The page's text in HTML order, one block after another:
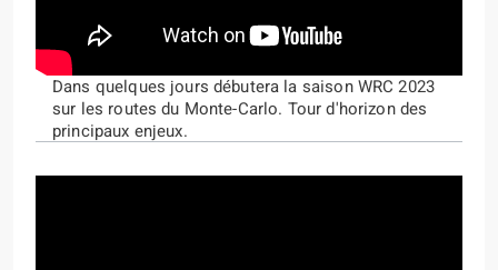
Dans quelques jours débutera la saison WRC 2023
sur les routes du Monte-Carlo. Tour d'horizon des
principaux enjeux.